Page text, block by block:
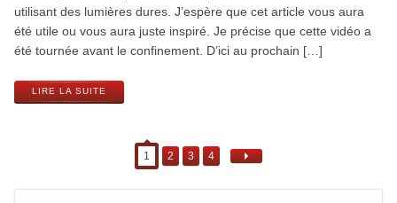
utilisant des lumières dures. J’espère que cet article vous aura
été utile ou vous aura juste inspiré. Je précise que cette vidéo a
été tournée avant le confinement. D’ici au prochain […]
LIRE LA SUITE
1 2 3 4